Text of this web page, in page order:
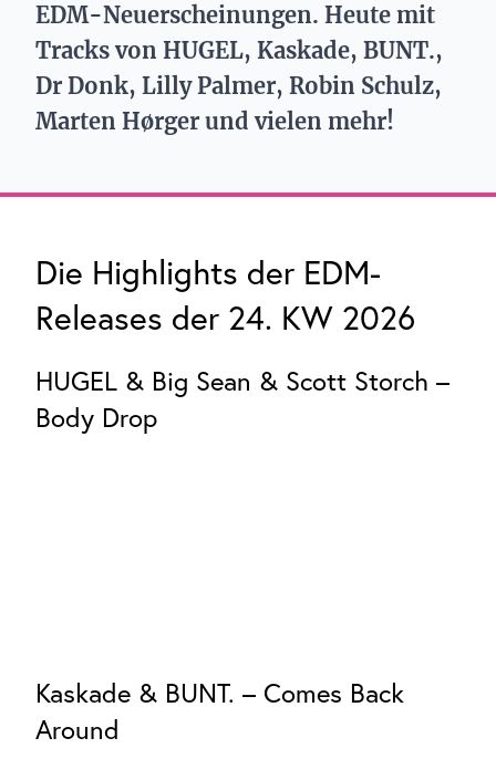
EDM-Neuerscheinungen. Heute mit
Tracks von HUGEL, Kaskade, BUNT.,
Dr Donk, Lilly Palmer, Robin Schulz,
Marten Hørger und vielen mehr!
Die Highlights der EDM-
Releases der 24. KW 2026
HUGEL & Big Sean & Scott Storch –
Body Drop
Kaskade & BUNT. – Comes Back
Around